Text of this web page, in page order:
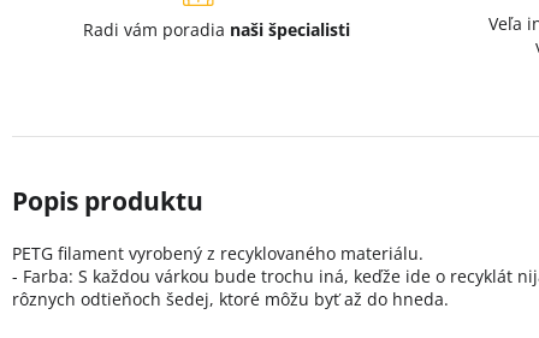
Radi vám poradia naši špecialisti
Veľa
PETG filament vyrobený z recyklovaného materiálu.
- Farba: S každou várkou bude trochu iná, keďže ide o recyklát
rôznych odtieňoch šedej, ktoré môžu byť až do hneda.